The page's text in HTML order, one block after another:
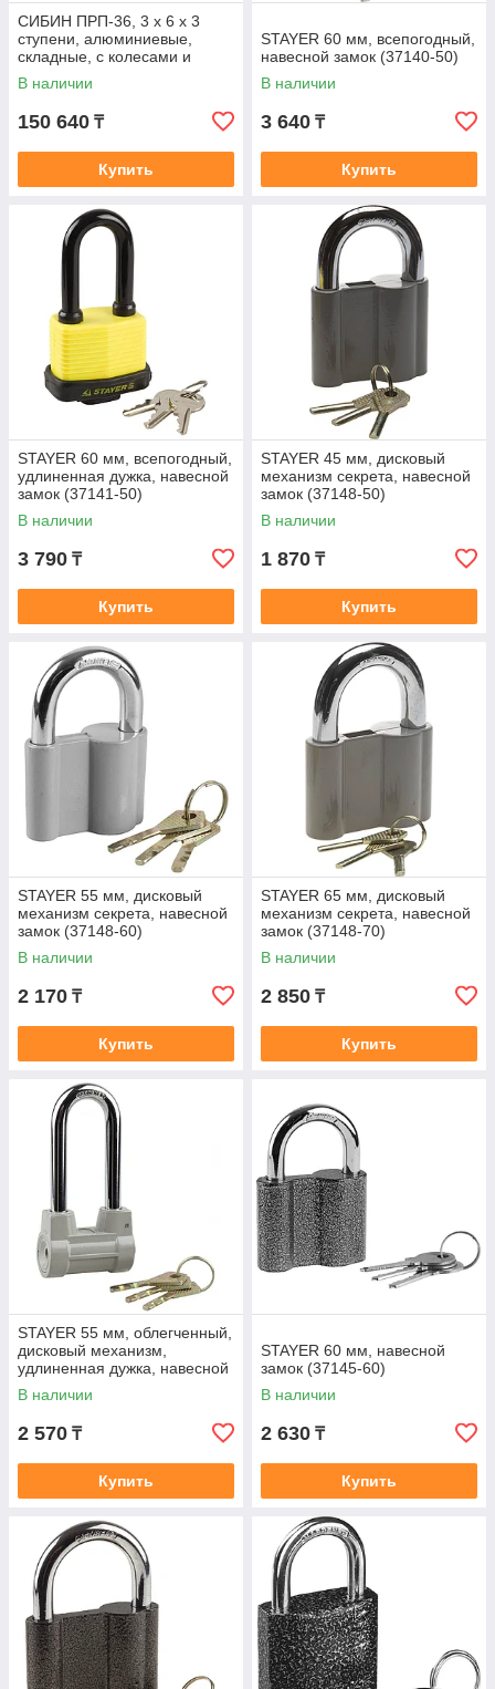
СИБИН ПРП-36, 3 х 6 х 3
ступени, алюминиевые,
складные, с колесами и
съемной площадкой,
парофессиональные
В наличии
150 640 ₸
Купить
STAYER 60 мм, всепогодный,
навесной замок (37140-50)
В наличии
3 640 ₸
Купить
STAYER 60 мм, всепогодный,
удлиненная дужка, навесной
замок (37141-50)
В наличии
3 790 ₸
Купить
STAYER 45 мм, дисковый
механизм секрета, навесной
замок (37148-50)
В наличии
1 870 ₸
Купить
STAYER 55 мм, дисковый
механизм секрета, навесной
замок (37148-60)
В наличии
2 170 ₸
Купить
STAYER 65 мм, дисковый
механизм секрета, навесной
замок (37148-70)
В наличии
2 850 ₸
Купить
STAYER 55 мм, облегченный,
дисковый механизм,
удлиненная дужка, навесной
замок (37149-60-1)
В наличии
2 570 ₸
Купить
STAYER 60 мм, навесной
замок (37145-60)
В наличии
2 630 ₸
Купить